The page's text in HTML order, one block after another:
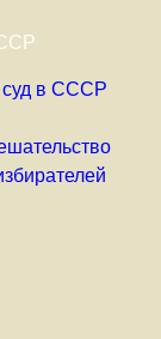
в СССР